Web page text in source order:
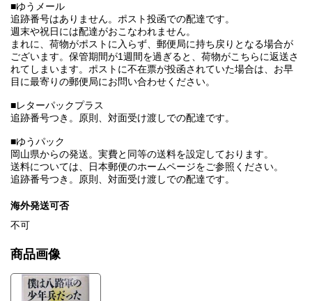
■ゆうメール
追跡番号はありません。ポスト投函での配達です。
週末や祝日には配達がおこなわれません。
まれに、荷物がポストに入らず、郵便局に持ち戻りとなる場合が
ございます。保管期間が1週間を過ぎると、荷物がこちらに返送さ
れてしまいます。ポストに不在票が投函されていた場合は、お早
目に最寄りの郵便局にお問い合わせください。
■レターパックプラス
追跡番号つき。原則、対面受け渡しでの配達です。
■ゆうパック
岡山県からの発送。実費と同等の送料を設定しております。
送料については、日本郵便のホームページをご参照ください。
追跡番号つき。原則、対面受け渡しでの配達です。
海外発送可否
不可
商品画像